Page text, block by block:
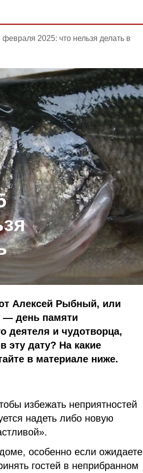
2025: что нельзя делать в
Алексей Рыбный, или
— день памяти
деятеля и чудотворца,
эту дату? На какие
в материале ниже.
избежать неприятностей
надеть либо новую
особенно если ожидаете
гостей в неприбранном